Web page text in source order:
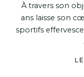
À travers son
ans laisse son
sportifs